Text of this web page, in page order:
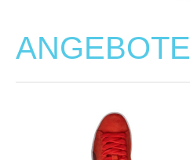
ANGEBOTE